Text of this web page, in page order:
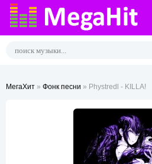
МегаХит » Фонк песни » Phystredl - KILLA!